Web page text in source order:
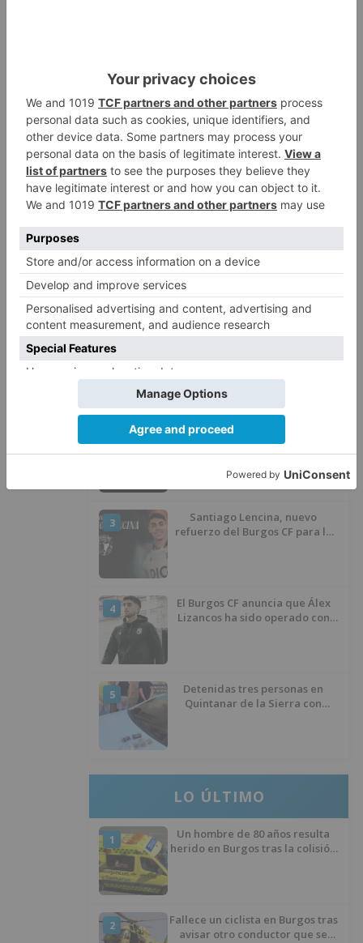
hecho el PSOE.Alejandro Vázquezcree que es
momento de trabajar todos a una, para darle lo
que se merece a este entorno.
Alejandro Vázquez
realidad
garoña
LO + VISTO
1
por el robo de cableado y por
Calor y posibles tormentas en
Burgos durante el eclipse del 12
3
Santiago Lencina, nuevo
refuerzo del Burgos CF para la
4
El Burgos CF anuncia que Álex
Lizancos ha sido operado con
5
Detenidas tres personas en
Quintanar de la Sierra con
LO ÚLTIMO
1
Un hombre de 80 años resulta
herido en Burgos tras la colisión
2
Fallece un ciclista en Burgos tras
avisar otro conductor que se